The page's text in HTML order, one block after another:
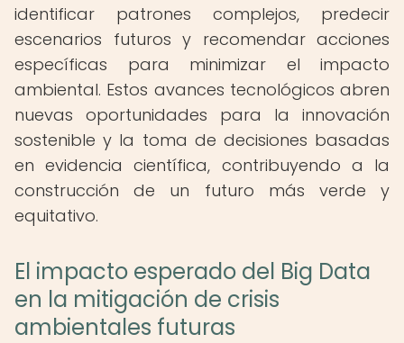
identificar patrones complejos, predecir
escenarios futuros y recomendar acciones
específicas para minimizar el impacto
ambiental. Estos avances tecnológicos abren
nuevas oportunidades para la innovación
sostenible y la toma de decisiones basadas
en evidencia científica, contribuyendo a la
construcción de un futuro más verde y
equitativo.
El impacto esperado del Big Data
en la mitigación de crisis
ambientales futuras